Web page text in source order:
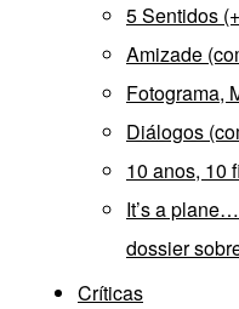
5 Sentidos
Amizade
Fotograma,
Diálogos
10 anos, 10
It’s a
dossier
Críticas